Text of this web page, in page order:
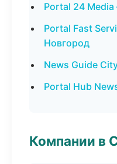
Portal 24
Portal Fast
Новгород
News Guide
Portal Hub
Компании в